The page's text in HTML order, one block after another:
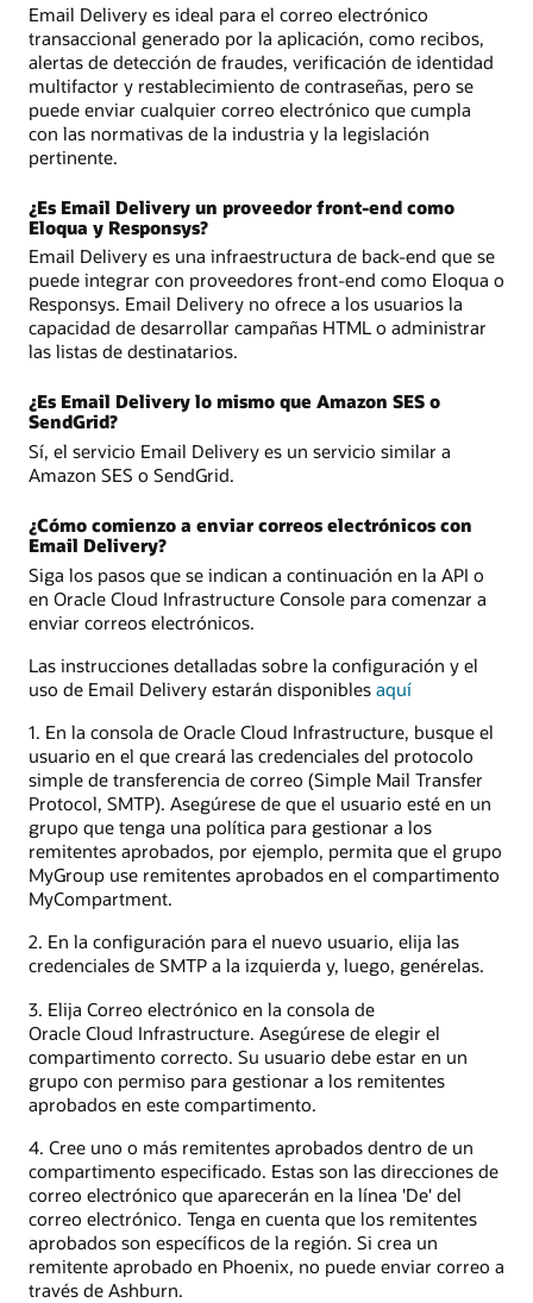
Email Delivery es ideal para el correo electrónico
transaccional generado por la aplicación, como recibos,
alertas de detección de fraudes, verificación de identidad
multifactor y restablecimiento de contraseñas, pero se
puede enviar cualquier correo electrónico que cumpla
con las normativas de la industria y la legislación
pertinente.
¿Es Email Delivery un proveedor front-end como
Eloqua y Responsys?
Email Delivery es una infraestructura de back-end que se
puede integrar con proveedores front-end como Eloqua o
Responsys. Email Delivery no ofrece a los usuarios la
capacidad de desarrollar campañas HTML o administrar
las listas de destinatarios.
¿Es Email Delivery lo mismo que Amazon SES o
SendGrid?
Sí, el servicio Email Delivery es un servicio similar a
Amazon SES o SendGrid.
¿Cómo comienzo a enviar correos electrónicos con
Email Delivery?
Siga los pasos que se indican a continuación en la API o
en Oracle Cloud Infrastructure Console para comenzar a
enviar correos electrónicos.
Las instrucciones detalladas sobre la configuración y el
uso de Email Delivery estarán disponibles aquí
1. En la consola de Oracle Cloud Infrastructure, busque el
usuario en el que creará las credenciales del protocolo
simple de transferencia de correo (Simple Mail Transfer
Protocol, SMTP). Asegúrese de que el usuario esté en un
grupo que tenga una política para gestionar a los
remitentes aprobados, por ejemplo, permita que el grupo
MyGroup use remitentes aprobados en el compartimento
MyCompartment.
2. En la configuración para el nuevo usuario, elija las
credenciales de SMTP a la izquierda y, luego, genérelas.
3. Elija Correo electrónico en la consola de
Oracle Cloud Infrastructure. Asegúrese de elegir el
compartimento correcto. Su usuario debe estar en un
grupo con permiso para gestionar a los remitentes
aprobados en este compartimento.
4. Cree uno o más remitentes aprobados dentro de un
compartimento especificado. Estas son las direcciones de
correo electrónico que aparecerán en la línea 'De' del
correo electrónico. Tenga en cuenta que los remitentes
aprobados son específicos de la región. Si crea un
remitente aprobado en Phoenix, no puede enviar correo a
través de Ashburn.